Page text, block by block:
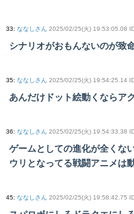
33: ななしさん 2025/02/25(火) 19:53:05.08
シナリオがおもんないのが致
35: ななしさん 2025/02/25(火) 19:54:25.14
あんだけドット絵動くならア
36: ななしさん 2025/02/25(火) 19:54:33.38
ゲームとしての進化が全くな
ウリとなってる戦闘アニメは
45: ななしさん 2025/02/25(火) 19:58:42.75